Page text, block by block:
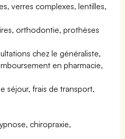
verres complexes, lentilles,
orthodontie, prothèses
chez le généraliste,
en pharmacie,
séjour, frais de transport,
chiropraxie,